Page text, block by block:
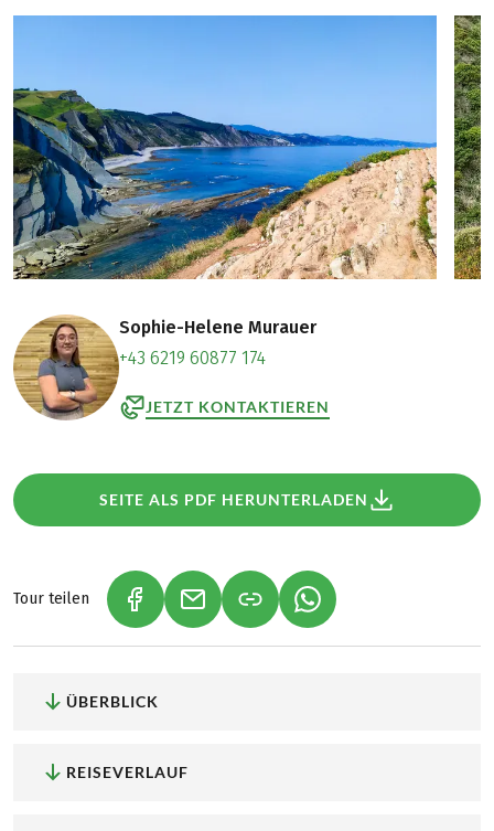
Sophie-Helene Murauer
+43 6219 60877 174
JETZT KONTAKTIEREN
SEITE ALS PDF HERUNTERLADEN
Tour teilen (LINK ÖFFNET IN NEUEM TAB)
(LINK ÖFFNET IN NEUEM TAB)
(LINK ÖFFNET IN
ÜBERBLICK
REISEVERLAUF